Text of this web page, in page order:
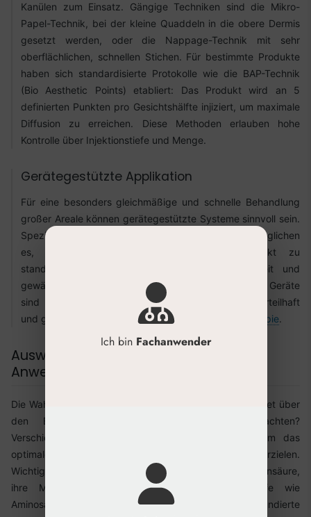
Kanülen zum Einsatz. Gängige Techniken sind die Mikro-
Papel-Technik, bei der kleine Quaddeln in die obere Dermis
gesetzt werden, oder die Nappage-Technik mit sehr
oberflächlichen, schnellen Stichen. Für bestimmte Produkte
haben sich standardisierte Protokolle wie die BAP-Technik
(Bio Aesthetic Points) etabliert: Das Produkt wird an 5
definierten Punkten pro Gesichtshälfte injiziert, um maximale
Diffusion zu erreichen. Diese Methoden erlauben hohe
Kontrolle über Injektionstiefe und Menge.
Gerätegestützte Applikation
Für eine besonders gleichmäßige und schnelle Behandlung
großer Areale können gerätegestützte Systeme sinnvoll sein.
Spezielle Injektoren oder Mesotherapie-Pistolen ermöglichen
es, Injektionstiefe und Dosis pro Stich exakt zu
standardisieren. Das verkürzt die Behandlungszeit und
gewährleistet eine sehr homogene Verteilung. Solche Geräte
sind besonders für Hals, Dekolleté oder Hände vorteilhaft
und gehören zum modernen Spektrum der
Mesotherapie.
Auswahlkriterien für professionelle
Anwender
Die Wahl des richtigen Skin Booster Produkts entscheidet über
den Behandlungserfolg. Worauf sollte man achten?
Verschiedene Produkteigenschaften sind relevant, um das
optimale Ergebnis für Indikation und Hauttyp zu erzielen.
Wichtige Faktoren sind die Konzentration der Hyaluronsäure,
ihre Molekülgröße und ob zusätzliche Wirkstoffe wie
Aminosäuren oder Antioxidantien enthalten sind. Eine fundierte
Ich bin Fachanwender